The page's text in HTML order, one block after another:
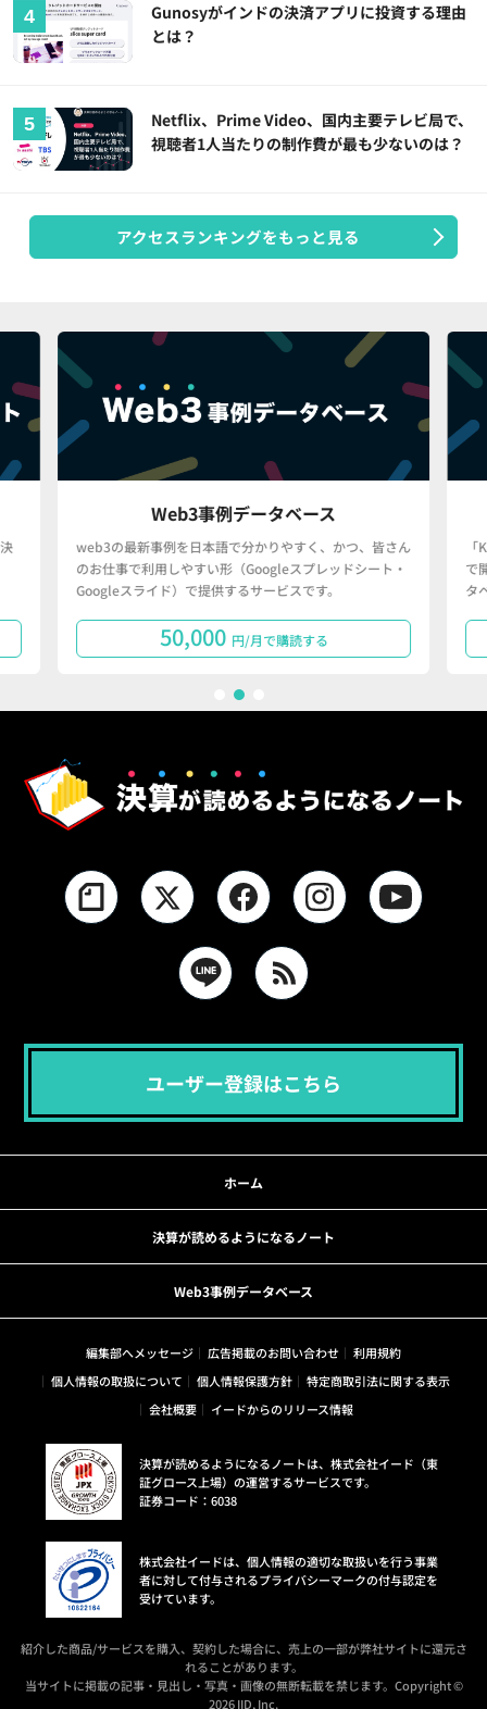
Gunosyがインドの決済アプリに投資する理由
とは？
Netflix、Prime Video、国内主要テレビ局で、
視聴者1人当たりの制作費が最も少ないのは？
アクセスランキングをもっと見る
Web3事例データベース
web3の最新事例を日本語で分かりやすく、かつ、皆さん
のお仕事で利用しやすい形（Googleスプレッドシート・
Googleスライド）で提供するサービスです。
50,000 円/月で購読する
で
タ
ユーザー登録はこちら
ホーム
決算が読めるようになるノート
Web3事例データベース
編集部へメッセージ 広告掲載のお問い合わせ
利用規約
個人情報の取扱について
個人情報保護方針
特定商取引法に関する表示
会社概要
イードからのリリース情報
決算が読めるようになるノートは、株式会社イード（東
証グロース上場）の運営するサービスです。
証券コード：6038
株式会社イードは、個人情報の適切な取扱いを行う事業
者に対して付与されるプライバシーマークの付与認定を
受けています。
紹介した商品/サービスを購入、契約した場合に、売上の一部が弊社サイトに還元さ
れることがあります。
当サイトに掲載の記事・見出し・写真・画像の無断転載を禁じます。Copyright ©
2026 IID, Inc.